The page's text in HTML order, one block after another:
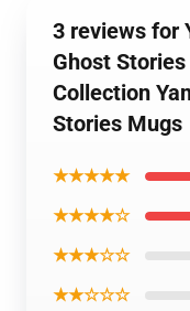
3 reviews for
Ghost
Collection
Stories Mugs
★★★★★
★★★★☆
★★★☆☆
★★☆☆☆